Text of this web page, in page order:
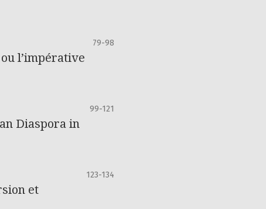
79-98
l’impérative
99-121
Diaspora in
123-134
et